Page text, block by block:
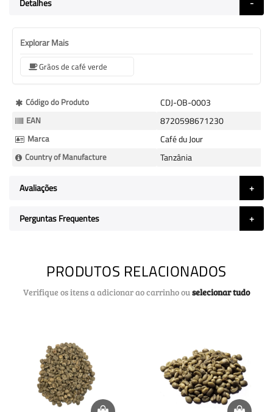
Detalhes
Explorar Mais
Grãos de café verde
Mais
informação
Código do Produto CDJ-OB-0003
EAN 8720598671230
Marca Café du Jour
Country of Manufacture Tanzânia
Avaliações
Perguntas Frequentes
PRODUTOS RELACIONADOS
Verifique os itens a adicionar ao carrinho ouselecionar tudo